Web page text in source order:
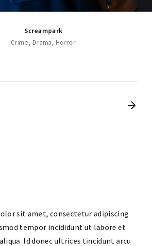
Screampark
Crime Drama Horror
sit amet, consectetur adipiscing
tempor incididunt ut labore et
Id donec ultrices tincidunt arcu